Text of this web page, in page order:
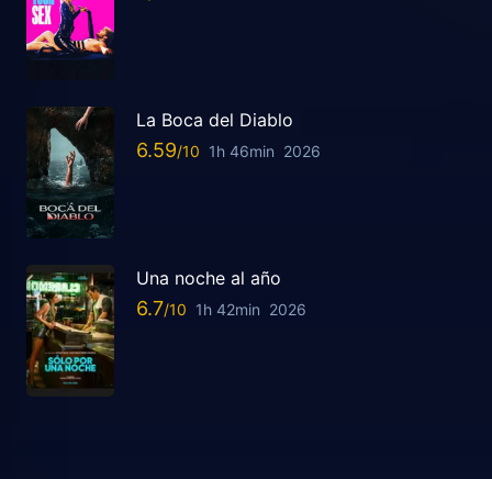
La Boca del Diablo
6.59 1h 46min 2026
Una noche al año
6.7 1h 42min 2026